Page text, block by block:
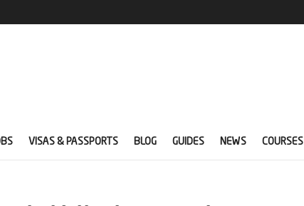
VISAS & PASSPORTS BLOG GUIDES NEWS COURSES